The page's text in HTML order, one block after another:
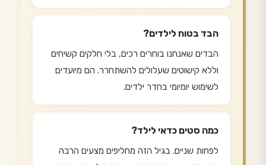
הבד בטוח לילדים?
הבדים שאנחנו בוחרים רכים, בלי חלקים קשיחים
וללא קישוטים שעלולים להשתחרר. הם מיועדים
לשימוש יומיומי בחדר ילדים.
כמה סטים כדאי לילד?
לפחות שניים. בגיל הזה מחליפים מצעים הרבה